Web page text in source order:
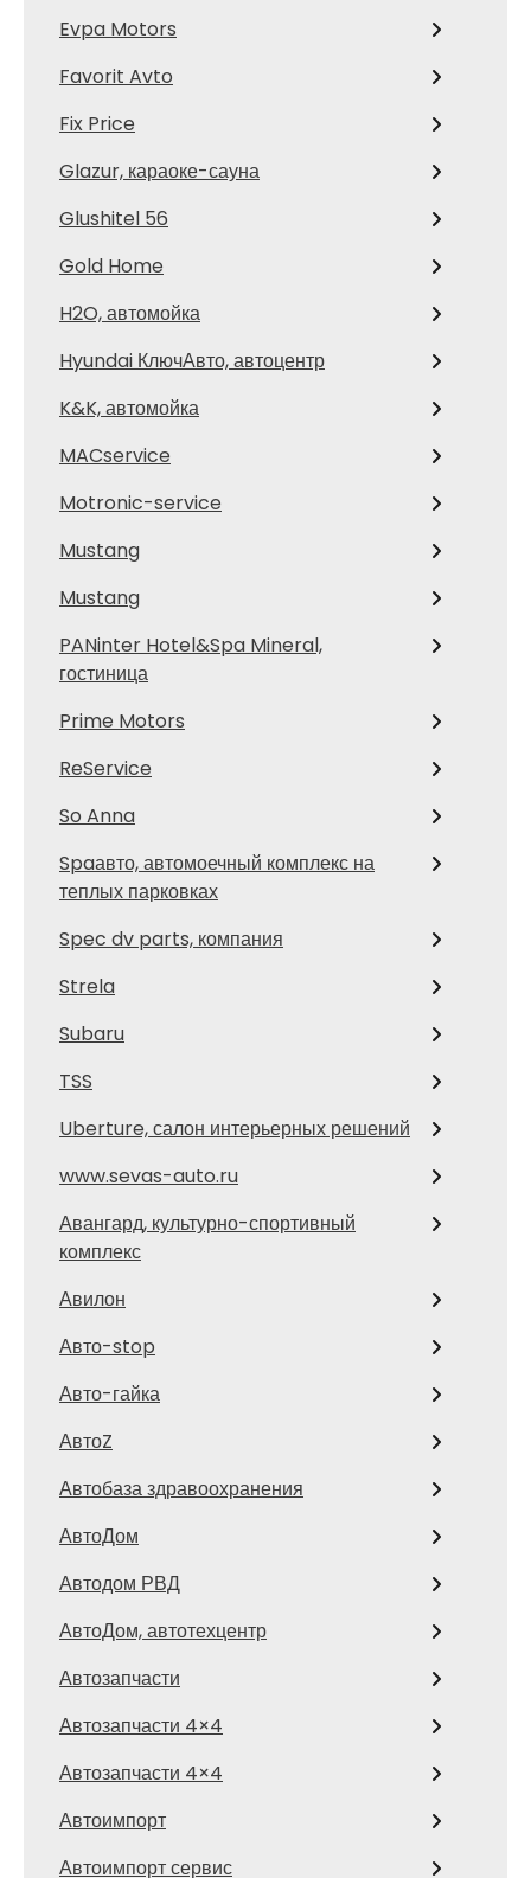
Evpa Motors
Favorit Avto
Fix Price
Glazur, караоке-сауна
Glushitel 56
Gold Home
H2O, автомойка
Hyundai КлючАвто, автоцентр
K&K, автомойка
MACservice
Motronic-service
Mustang
Mustang
PANinter Hotel&Spa Mineral,
гостиница
Prime Motors
ReService
So Anna
Spaавто, автомоечный комплекс на
теплых парковках
Spec dv parts, компания
Strela
Subaru
TSS
Uberture, салон интерьерных решений
www.sevas-auto.ru
Авангард, культурно-спортивный
комплекс
Авилон
Авто-stop
Авто-гайка
АвтоZ
Автобаза здравоохранения
АвтоДом
Автодом РВД
АвтоДом, автотехцентр
Автозапчасти
Автозапчасти 4×4
Автозапчасти 4×4
Автоимпорт
Автоимпорт сервис